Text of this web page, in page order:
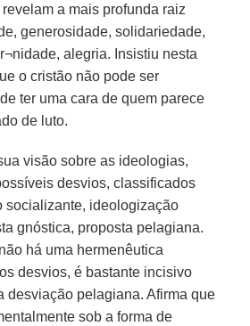
a mais profunda raiz
generosidade, solidariedade,
alegria. Insistiu nesta
o cristão não pode ser
ter uma cara de quem parece
de luto.
visão sobre as ideologias,
desvios, classificados
socializante, ideologização
gnóstica, proposta pelagiana.
há uma hermenêutica
desvios, é bastante incisivo
desviação pelagiana. Afirma que
sob a forma de